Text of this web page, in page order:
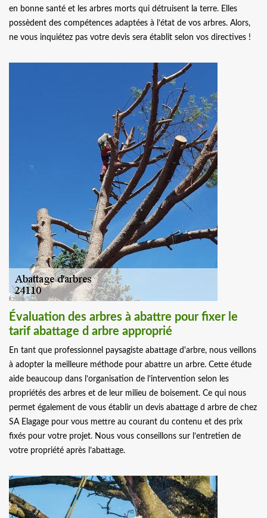
en bonne santé et les arbres morts qui détruisent la terre. Elles
possèdent des compétences adaptées à l’état de vos arbres. Alors,
ne vous inquiétez pas votre devis sera établit selon vos directives !
Évaluation des arbres à abattre pour fixer le
tarif abattage d arbre approprié
En tant que professionnel paysagiste abattage d'arbre, nous veillons
à adopter la meilleure méthode pour abattre un arbre. Cette étude
aide beaucoup dans l’organisation de l’intervention selon les
propriétés des arbres et de leur milieu de boisement. Ce qui nous
permet également de vous établir un devis abattage d arbre de chez
SA Elagage pour vous mettre au courant du contenu et des prix
fixés pour votre projet. Nous vous conseillons sur l’entretien de
votre propriété après l’abattage.